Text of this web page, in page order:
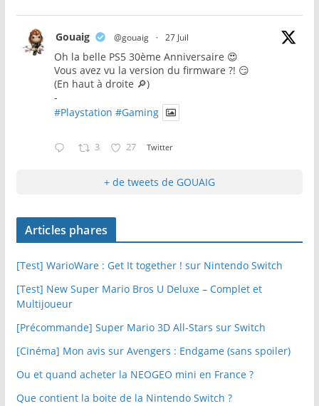
Gouaig @gouaig · 27 Juil
Oh la belle PS5 30ème Anniversaire 😍
Vous avez vu la version du firmware ?! 😏
(En haut à droite 🔎)
-
#Playstation #Gaming
3 27 Twitter
+ de tweets de GOUAIG
Articles phares
[Test] WarioWare : Get It together ! sur Nintendo Switch
[Test] New Super Mario Bros U Deluxe – Complet et
Multijoueur
[Précommande] Super Mario 3D All-Stars sur Switch
[Cinéma] Mon avis sur Avengers : Endgame (sans spoiler)
Ou et quand acheter la NEOGEO mini en France ?
Que contient la boite de la Nintendo Switch ?